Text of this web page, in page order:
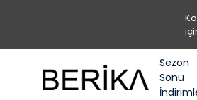
Sezon
Sonu